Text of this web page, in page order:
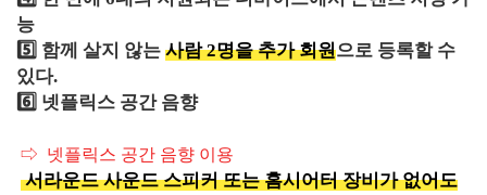
능
5️⃣ 함께 살지 않는 사람 2명을 추가 회원으로 등록할 수
있다.
6️⃣ 넷플릭스 공간 음향
⇨ 넷플릭스 공간 음향 이용
서라운드 사운드 스피커 또는 홈시어터 장비가 없어도